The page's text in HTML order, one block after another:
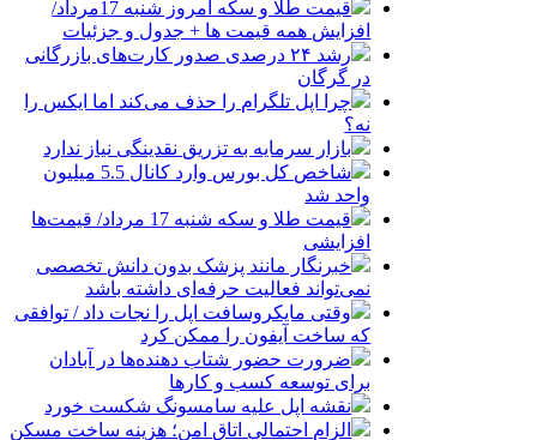
قیمت طلا و سکه امروز شنبه 17مرداد/
افزایش همه قیمت ها + جدول و جزئیات
رشد ۲۴ درصدی صدور کارت‌های بازرگانی
در گرگان
چرا اپل تلگرام را حذف می‌کند اما ایکس را
نه؟
بازار سرمایه به تزریق نقدینگی نیاز ندارد
شاخص کل بورس وارد کانال 5.5 میلیون
واحد شد
قیمت طلا و سکه شنبه 17 مرداد/ قیمت‌ها
افزایشی
خبرنگار مانند پزشک بدون دانش تخصصی
نمی‌تواند فعالیت حرفه‌ای داشته باشد
وقتی مایکروسافت اپل را نجات داد / توافقی
که ساخت آیفون را ممکن کرد
ضرورت حضور شتاب ‌دهنده‌ها در آبادان
برای توسعه کسب‌ و کارها
نقشه اپل علیه سامسونگ شکست خورد
الزام احتمالی اتاق امن؛ هزینه ساخت مسکن